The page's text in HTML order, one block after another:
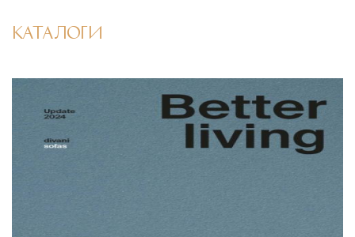
КАТАЛОГИ